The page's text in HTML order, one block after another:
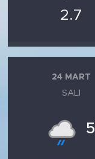
2.7
24 MART
SALI
5